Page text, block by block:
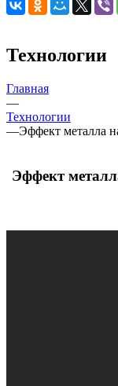
Технологии
Главная
—
Технологии
—Эффект металла
Эффект